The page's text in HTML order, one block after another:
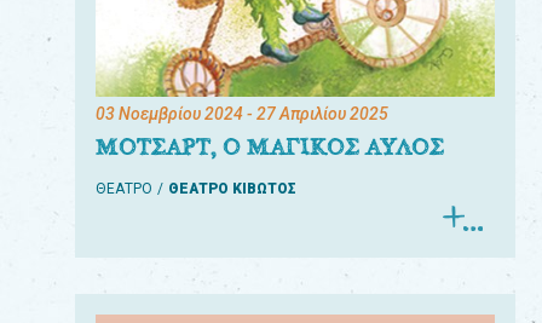
03 Νοεμβρίου 2024- 27 Απριλίου 2025
ΜΟΤΣΑΡΤ, Ο ΜΑΓΙΚΟΣ ΑΥΛΟΣ
ΘΕΑΤΡΟ ΘΕΑΤΡΟ ΚΙΒΩΤΟΣ